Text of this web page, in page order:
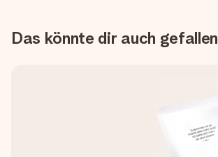
Das könnte dir auch gefallen